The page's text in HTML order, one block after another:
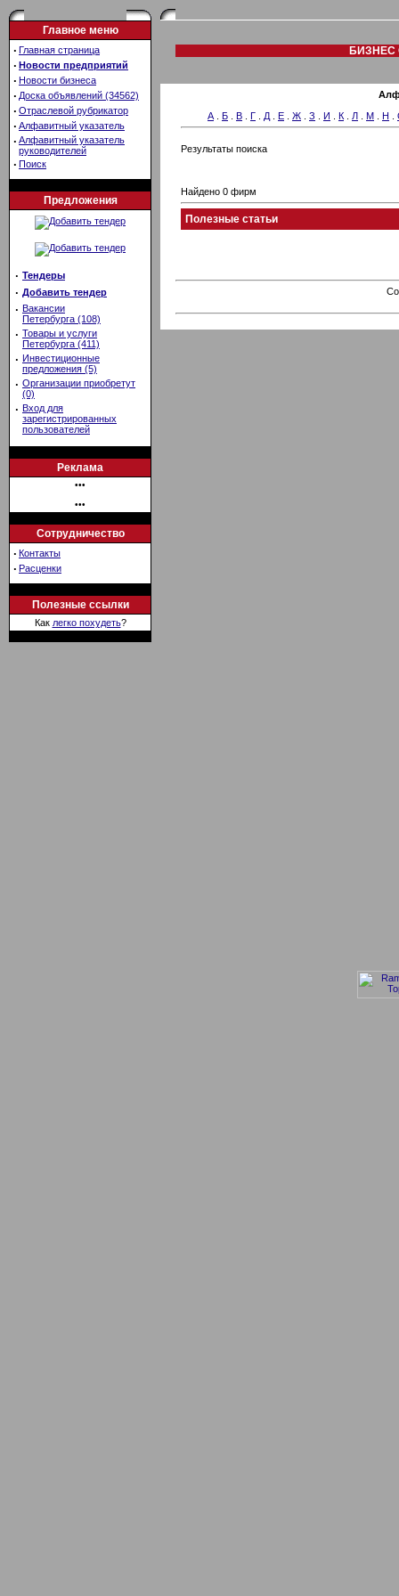
Главное меню
· Главная страница
· Новости предприятий
· Новости бизнеса
· Доска объявлений (34562)
· Отраслевой рубрикатор
· Алфавитный указатель
· Алфавитный указатель
руководителей
· Поиск
Предложения
· Тендеры
· Добавить тендер
· Вакансии
Петербурга (108)
· Товары и услуги
Петербурга (411)
· Инвестиционные
предложения (5)
· Организации приобретут
(0)
· Вход для
зарегистрированных
пользователей
Реклама
•••
•••
Сотрудничество
· Контакты
· Расценки
Полезные ссылки
Как легко похудеть?
БИЗНЕС
А
Б В Г Д Е Ж З И К Л М Н
Результаты поиска
Найдено 0 фирм
Полезные статьи